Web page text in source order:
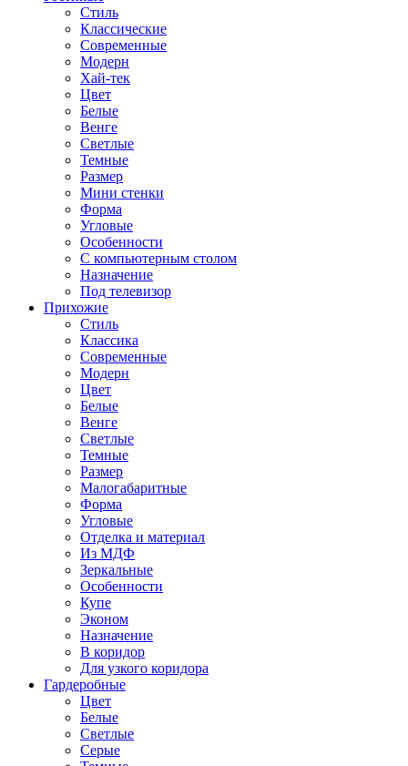
Стиль
Классические
Современные
Модерн
Хай-тек
Цвет
Белые
Венге
Светлые
Темные
Размер
Мини стенки
Форма
Угловые
Особенности
С компьютерным столом
Назначение
Под телевизор
Прихожие
Стиль
Классика
Современные
Модерн
Цвет
Белые
Венге
Светлые
Темные
Размер
Малогабаритные
Форма
Угловые
Отделка и материал
Из МДФ
Зеркальные
Особенности
Купе
Эконом
Назначение
В коридор
Для узкого коридора
Гардеробные
Цвет
Белые
Светлые
Серые